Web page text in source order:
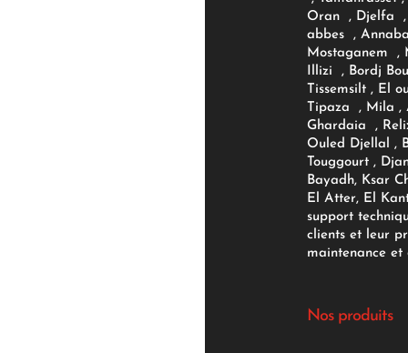
Oran , Djelfa ,
abbes ,
Mostaganem
Illizi , Bordj
Tissemsilt , El
Tipaza , Mila ,
Ghardaia ,
Ouled Djellal ,
Touggourt ,
Bayadh, Ksar
El Atter, El
support
clients et leur
maintenance et
Nos produits